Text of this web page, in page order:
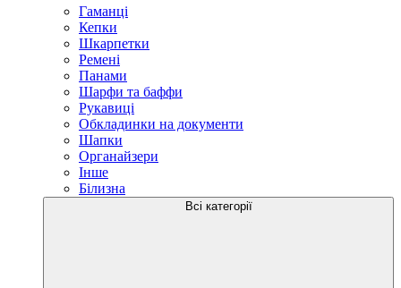
Гаманці
Кепки
Шкарпетки
Ремені
Панами
Шарфи та баффи
Рукавиці
Обкладинки на документи
Шапки
Органайзери
Інше
Білизна
Всі категорії